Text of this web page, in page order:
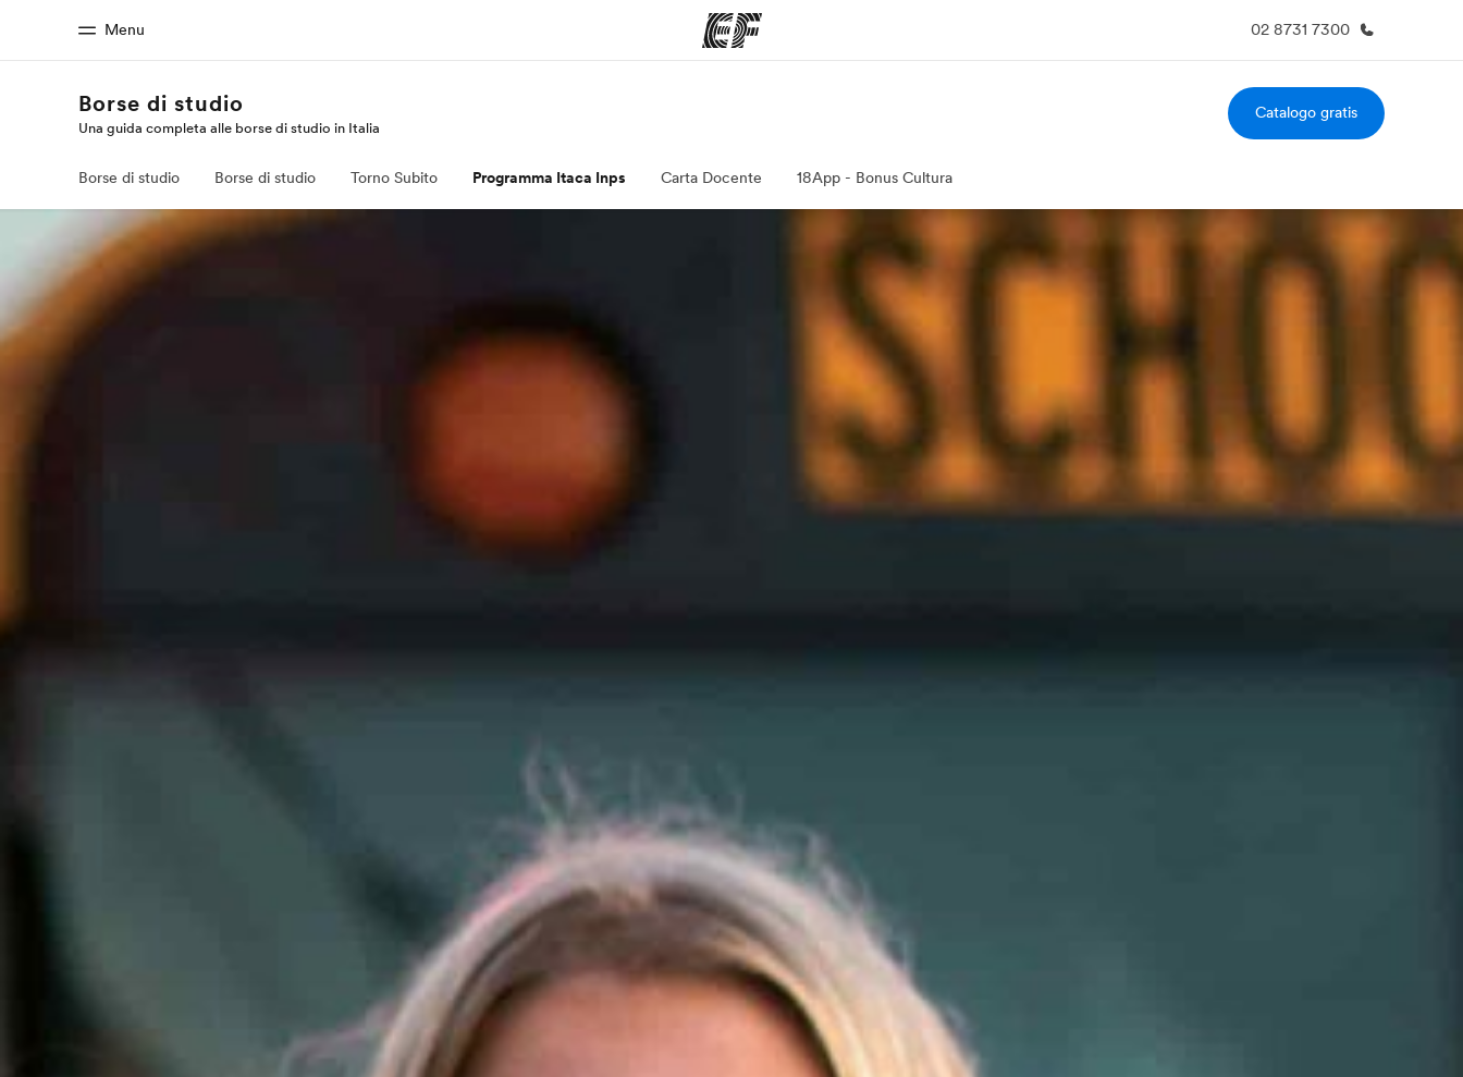
Menu 02 8731 7300
Homepage
Benvenuto alla EF Vedi la nostra offerta Trova l'ufficio più vicino La nostra organizzazione
Carriera
Borse di studio
Una guida completa alle borse di studio in Italia
Catalogo gratis
Borse di studio Borse di studio Torno Subito Programma Itaca Inps Carta Docente 18App - Bonus Cultura